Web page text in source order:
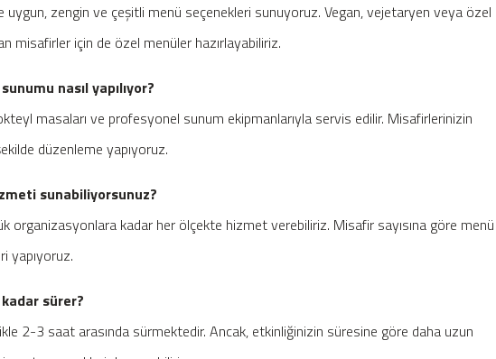
uygun, zengin ve çeşitli menü seçenekleri sunuyoruz. Vegan, vejetaryen veya özel
misafirler için de özel menüler hazırlayabiliriz.
nasıl yapılıyor?
masaları ve profesyonel sunum ekipmanlarıyla servis edilir. Misafirlerinizin
düzenleme yapıyoruz.
sunabiliyorsunuz?
organizasyonlara kadar her ölçekte hizmet verebiliriz. Misafir sayısına göre menü
yapıyoruz.
sürer?
2-3 saat arasında sürmektedir. Ancak, etkinliğinizin süresine göre daha uzun